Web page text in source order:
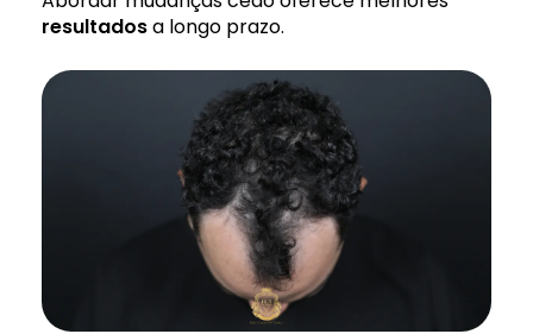
resultadosa longo prazo.